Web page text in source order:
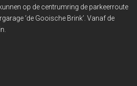
op de centrumring de parkeerroute
‘de Gooische Brink’. Vanaf de